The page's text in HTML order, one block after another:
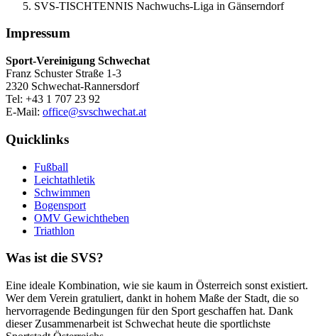
SVS-TISCHTENNIS Nachwuchs-Liga in Gänserndorf
Impressum
Sport-Vereinigung Schwechat
Franz Schuster Straße 1-3
2320 Schwechat-Rannersdorf
Tel: +43 1 707 23 92
E-Mail: office@svschwechat.at
Quicklinks
Fußball
Leichtathletik
Schwimmen
Bogensport
OMV Gewichtheben
Triathlon
Was ist die SVS?
Eine ideale Kombination, wie sie kaum in Österreich sonst existiert.
Wer dem Verein gratuliert, dankt in hohem Maße der Stadt, die so
hervorragende Bedingungen für den Sport geschaffen hat. Dank
dieser Zusammenarbeit ist Schwechat heute die sportlichste